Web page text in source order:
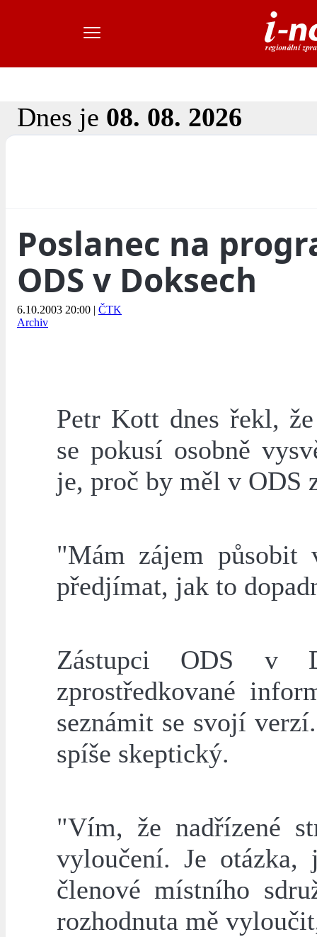
Dnes je 08. 08. 2026
Poslanec na
ODS v Doksech
6.10.2003 20:00 | ČTK
Archiv
Petr Kott dnes řekl,
se pokusí osobně
je, proč by měl v ODS
"Mám zájem působit
předjímat, jak to
Zástupci ODS v
zprostředkované
seznámit se svojí
spíše skeptický.
"Vím, že nadřízené
vyloučení. Je otázka,
členové místního
rozhodnuta mě